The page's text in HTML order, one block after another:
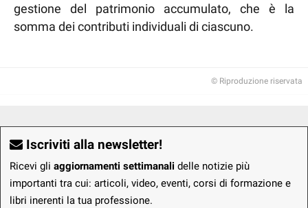
gestione del patrimonio accumulato, che è la
somma dei contributi individuali di ciascuno.
© Riproduzione riservata
Iscriviti alla newsletter!
Ricevi gli aggiornamenti settimanali delle notizie più
importanti tra cui: articoli, video, eventi, corsi di formazione e
libri inerenti la tua professione.